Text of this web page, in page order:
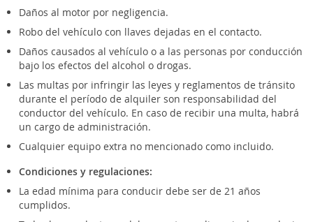
Daños al motor por negligencia.
Robo del vehículo con llaves dejadas en el contacto.
Daños causados al vehículo o a las personas por conducción
bajo los efectos del alcohol o drogas.
Las multas por infringir las leyes y reglamentos de tránsito
durante el período de alquiler son responsabilidad del
conductor del vehículo. En caso de recibir una multa, habrá
un cargo de administración.
Cualquier equipo extra no mencionado como incluido.
Condiciones y regulaciones:
La edad mínima para conducir debe ser de 21 años
cumplidos.